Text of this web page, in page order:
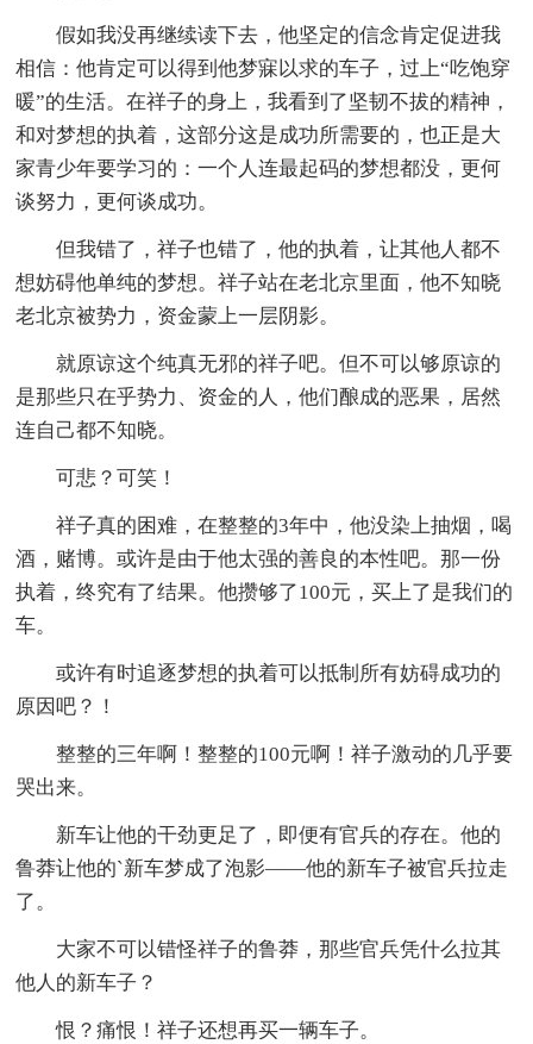
假如我没再继续读下去，他坚定的信念肯定促进我
相信：他肯定可以得到他梦寐以求的车子，过上“吃饱穿
暖”的生活。在祥子的身上，我看到了坚韧不拔的精神，
和对梦想的执着，这部分这是成功所需要的，也正是大
家青少年要学习的：一个人连最起码的梦想都没，更何
谈努力，更何谈成功。
但我错了，祥子也错了，他的执着，让其他人都不
想妨碍他单纯的梦想。祥子站在老北京里面，他不知晓
老北京被势力，资金蒙上一层阴影。
就原谅这个纯真无邪的祥子吧。但不可以够原谅的
是那些只在乎势力、资金的人，他们酿成的恶果，居然
连自己都不知晓。
可悲？可笑！
祥子真的困难，在整整的3年中，他没染上抽烟，喝
酒，赌博。或许是由于他太强的善良的本性吧。那一份
执着，终究有了结果。他攒够了100元，买上了是我们的
车。
或许有时追逐梦想的执着可以抵制所有妨碍成功的
原因吧？！
整整的三年啊！整整的100元啊！祥子激动的几乎要
哭出来。
新车让他的干劲更足了，即便有官兵的存在。他的
鲁莽让他的`新车梦成了泡影——他的新车子被官兵拉走
了。
大家不可以错怪祥子的鲁莽，那些官兵凭什么拉其
他人的新车子？
恨？痛恨！祥子还想再买一辆车子。